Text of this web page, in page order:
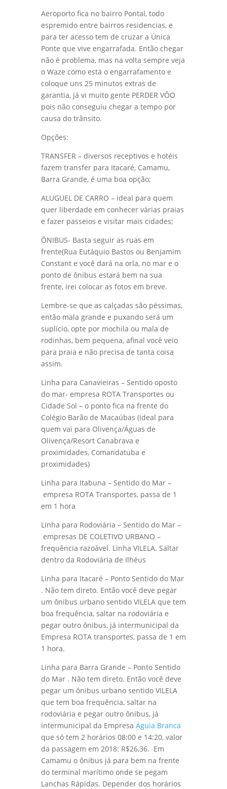
Aeroporto fica no bairro Pontal, todo
espremido entre bairros residencias, e
para ter acesso tem de cruzar a Única
Ponte que vive engarrafada. Então chegar
não é problema, mas na volta sempre veja
o Waze como está o engarrafamento e
coloque uns 25 minutos extras de
garantia, já vi muito gente PERDER VÔO
pois não conseguiu chegar a tempo por
causa do trânsito.
Opções:
TRANSFER – diversos receptivos e hotéis
fazem transfer para Itacaré, Camamu,
Barra Grande, é uma boa opção;
ALUGUEL DE CARRO – ideal para quem
quer liberdade em conhecer várias praias
e fazer passeios e visitar mais cidades;
ÔNIBUS- Basta seguir as ruas em
frente(Rua Eutáquio Bastos ou Benjamim
Constant e você dará na orla, no mar e o
ponto de ônibus estará bem na sua
frente, irei colocar as fotos em breve.
Lembre-se que as calçadas são péssimas,
então mala grande e puxando será um
suplício, opte por mochila ou mala de
rodinhas, bem pequena, afinal você veio
para praia e não precisa de tanta coisa
assim.
Linha para Canavieiras – Sentido oposto
do mar- empresa ROTA Transportes ou
Cidade Sol – o ponto fica na frente do
Colégio Barão de Macaúbas (ideal para
quem vai para Olivença/Águas de
Olivença/Resort Canabrava e
proximidades, Comandatuba e
proximidades)
Linha para Itabuna – Sentido do Mar –
empresa ROTA Transportes, passa de 1
em 1 hora
Linha para Rodoviária – Sentido do Mar –
empresas DE COLETIVO URBANO –
frequência razoável. Linha VILELA. Saltar
dentro da Rodoviária de Ilhéus
Linha para Itacaré – Ponto Sentido do Mar
. Não tem direto. Então você deve pegar
um ônibus urbano sentido VILELA que tem
boa frequência, saltar na rodoviária e
pegar outro ônibus, já intermunicipal da
Empresa ROTA transportes, passa de 1 em
1 hora.
Linha para Barra Grande – Ponto Sentido
do Mar . Não tem direto. Então você deve
pegar um ônibus urbano sentido VILELA
que tem boa frequência, saltar na
rodoviária e pegar outro ônibus, já
intermunicipal da Empresa Águia Branca
que só tem 2 horários 08:00 e 14:20, valor
da passagem em 2018: R$26,36. Em
Camamu o ônibus já para bem na frente
do terminal marítimo onde se pegam
Lanchas Rápidas. Depender dos horários